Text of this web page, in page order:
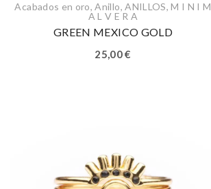
Acabados en oro,Anillo,ANILLOS,M I N I M
A L V E R A
GREEN MEXICO GOLD
25,00€